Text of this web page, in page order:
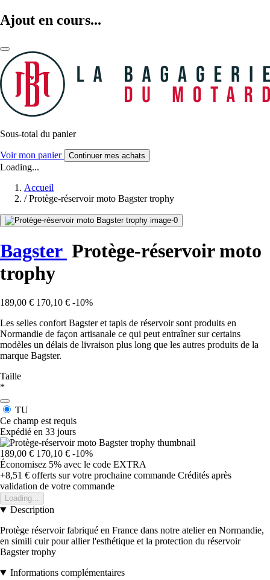
Ajout en cours...
Sous-total du panier
Voir mon panier Continuer mes achats
Loading...
Accueil
/ Protège-réservoir moto Bagster trophy
Bagster Protège-réservoir moto
trophy
189,00 € 170,10 € -10%
Les selles confort Bagster et tapis de réservoir sont produits en
Normandie de façon artisanale ce qui peut entraîner sur certains
modèles un délais de livraison plus long que les autres produits de la
marque Bagster.
Taille
*
TU
Ce champ est requis
Expédié en 33 jours
189,00 € 170,10 € -10%
Économisez 5% avec le code EXTRA
+8,51 € offerts sur votre prochaine commande Crédités après
validation de votre commande
Loading...
Description
Protège réservoir fabriqué en France dans notre atelier en Normandie,
en simili cuir pour allier l'esthétique et la protection du réservoir
Bagster trophy
Informations complémentaires